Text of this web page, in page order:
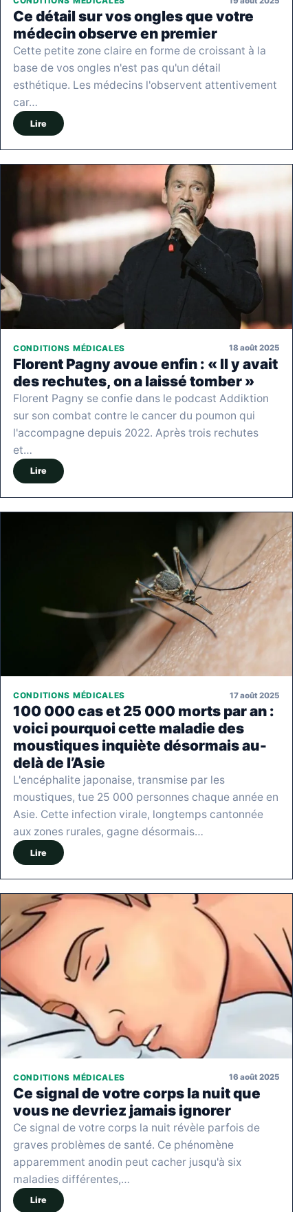
Ce détail sur vos ongles que votre
médecin observe en premier
Cette petite zone claire en forme de croissant à la
base de vos ongles n'est pas qu'un détail
esthétique. Les médecins l'observent attentivement
car…
Lire
CONDITIONS MÉDICALES 18 août 2025
Florent Pagny avoue enfin : « Il y avait
des rechutes, on a laissé tomber »
Florent Pagny se confie dans le podcast Addiktion
sur son combat contre le cancer du poumon qui
l'accompagne depuis 2022. Après trois rechutes
et…
Lire
CONDITIONS MÉDICALES 17 août 2025
100 000 cas et 25 000 morts par an :
voici pourquoi cette maladie des
moustiques inquiète désormais au-
delà de l’Asie
L'encéphalite japonaise, transmise par les
moustiques, tue 25 000 personnes chaque année en
Asie. Cette infection virale, longtemps cantonnée
aux zones rurales, gagne désormais…
Lire
CONDITIONS MÉDICALES 16 août 2025
Ce signal de votre corps la nuit que
vous ne devriez jamais ignorer
Ce signal de votre corps la nuit révèle parfois de
graves problèmes de santé. Ce phénomène
apparemment anodin peut cacher jusqu'à six
maladies différentes,…
Lire